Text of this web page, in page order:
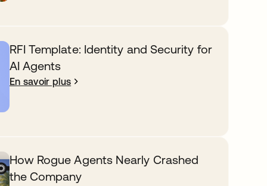
RFI Template: Identity and Security for
AI Agents
En savoir plus
How Rogue Agents Nearly Crashed
the Company